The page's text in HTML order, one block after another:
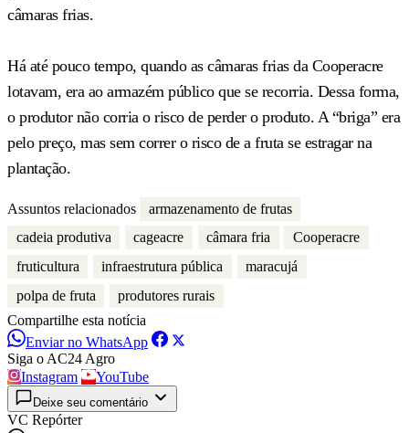
câmaras frias.
Há até pouco tempo, quando as câmaras frias da Cooperacre
lotavam, era ao armazém público que se recorria. Dessa forma,
o produtor não corria o risco de perder o produto. A “briga” era
pelo preço, mas sem correr o risco de a fruta se estragar na
plantação.
Assuntos relacionados
armazenamento de frutas
cadeia produtiva
cageacre câmara fria
Cooperacre
fruticultura
infraestrutura pública
maracujá
polpa de fruta
produtores rurais
Compartilhe esta notícia
Enviar no WhatsApp
Siga o AC24 Agro
Instagram
YouTube
Deixe seu comentário
VC Repórter